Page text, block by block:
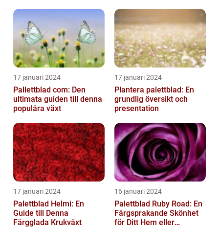
relativt...
17 januari 2024
Pallettblad com: Den
ultimata guiden till denna
populära växt
17 januari 2024
Plantera palettblad: En
grundlig översikt och
presentation
17 januari 2024
Palettblad Helmi: En
Guide till Denna
Färgglada Krukväxt
16 januari 2024
Palettblad Ruby Road: En
Färgsprakande Skönhet
för Ditt Hem eller